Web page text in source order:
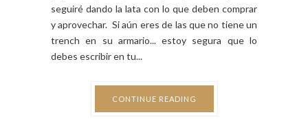
seguiré dando la lata con lo que deben comprar
y aprovechar. Si aún eres de las que no tiene un
trench en su armario... estoy segura que lo
debes escribir en tu...
CONTINUE READING